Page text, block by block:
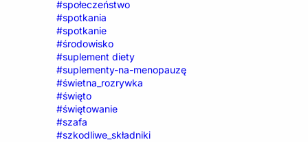
#społeczeństwo
#spotkania
#spotkanie
#środowisko
#suplement diety
#suplementy-na-menopauzę
#świetna_rozrywka
#święto
#świętowanie
#szafa
#szkodliwe_składniki